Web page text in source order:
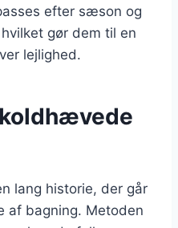
efter sæson og
gør dem til en
lejlighed.
lang historie, der går
af bagning. Metoden